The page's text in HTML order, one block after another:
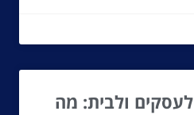
ולבית: מה